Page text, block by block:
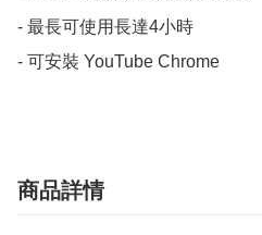
- 最長可使用長達4小時
- 可安裝 YouTube Chrome
商品詳情